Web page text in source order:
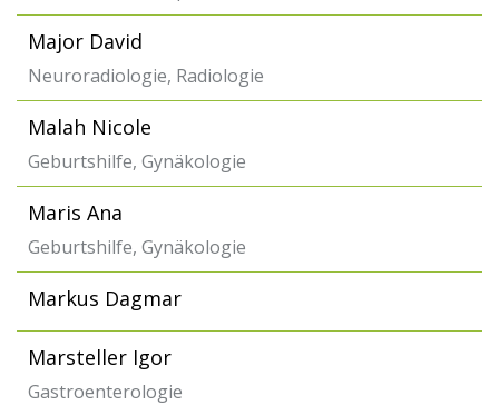
Major David
Neuroradiologie, Radiologie
Malah Nicole
Geburtshilfe, Gynäkologie
Maris Ana
Geburtshilfe, Gynäkologie
Markus Dagmar
Marsteller Igor
Gastroenterologie